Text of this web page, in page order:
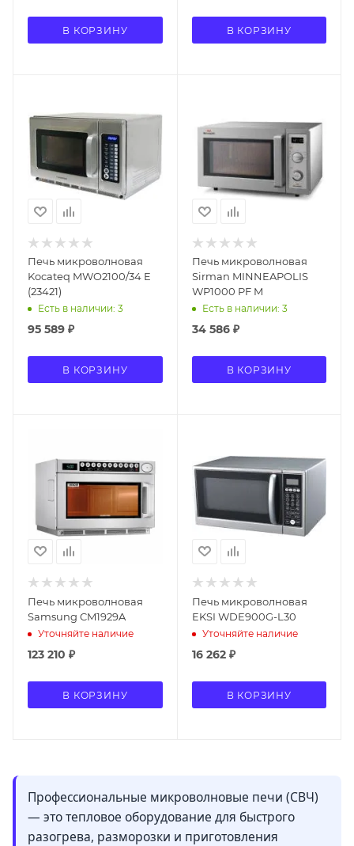
В КОРЗИНУ В КОРЗИНУ
Печь микроволновая
Kocateq MWO2100/34 E
(23421)
Есть в наличии: 3
95 589 ₽
В КОРЗИНУ
Печь микроволновая
Sirman MINNEAPOLIS
WP1000 PF M
Есть в наличии: 3
34 586₽
В КОРЗИНУ
Печь микроволновая
Samsung CM1929A
Уточняйте наличие
123 210 ₽
В КОРЗИНУ
Печь микроволновая
EKSI WDE900G-L30
Уточняйте наличие
16 262₽
В КОРЗИНУ
Профессиональные микроволновые печи (СВЧ)
— это тепловое оборудование для быстрого
разогрева, разморозки и приготовления